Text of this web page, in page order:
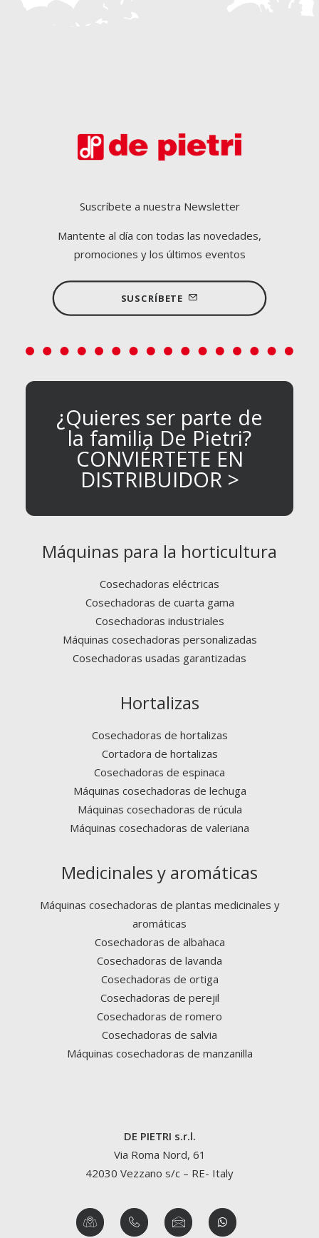
Suscríbete a nuestra Newsletter
Mantente al día con todas las novedades,
promociones y los últimos eventos
SUSCRÍBETE
¿Quieres ser parte de
la familia De Pietri?
CONVIÉRTETE EN
DISTRIBUIDOR >
Máquinas para la horticultura
Cosechadoras eléctricas
Cosechadoras de cuarta gama
Cosechadoras industriales
Máquinas cosechadoras personalizadas
Cosechadoras usadas garantizadas
Hortalizas
Cosechadoras de hortalizas
Cortadora de hortalizas
Cosechadoras de espinaca
Máquinas cosechadoras de lechuga
Máquinas cosechadoras de rúcula
Máquinas cosechadoras de valeriana
Medicinales y aromáticas
Máquinas cosechadoras de plantas medicinales y
aromáticas
Cosechadoras de albahaca
Cosechadoras de lavanda
Cosechadoras de ortiga
Cosechadoras de perejil
Cosechadoras de romero
Cosechadoras de salvia
Máquinas cosechadoras de manzanilla
DE PIETRI s.r.l.
Via Roma Nord, 61
42030 Vezzano s/c – RE- Italy